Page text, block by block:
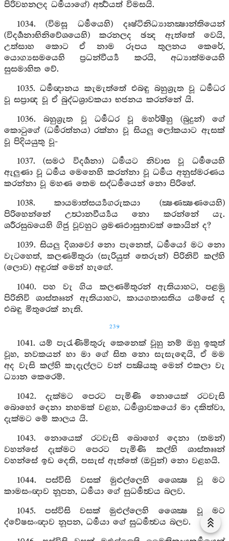
පිරිවහනලද ධර්‍මයාගේ) අර්‍ත්‍ථයත් විමසයි.
1034. (විමසූ ධර්‍මයෙහි) දෘෂ්ටිනිධ්‍යානක්‍ෂාන්තියෙන්
(විදර්‍ශනාභිනිවේශයෙහි) කරනලද ඡන්‍ද ඇත්තේ වෙයි,
උත්සාහ කොට ඒ නාම රූපය තුලනය කෙරේ,
යොග්‍යසමයෙහි ප්‍රධන්වීර්‍ය්‍ය කරයි, අධ්‍යාත්මයෙහි
සුසමාහිත වේ.
1035. ධර්‍මඥානය කැමැත්තේ එබඳු බහුශ්‍රුත වූ ධර්‍මධර
වූ සප්‍රාඥ වූ ඒ බුද්ධශ්‍රාවකයා භජනය කරන්නේ යි.
1036. බහුශ්‍රුත වූ ධර්‍මධර වූ මහර්ෂීහු (බුදුන්) ගේ
කොටුගේ (ධර්‍මරත්නය) රක්නා වූ සියලු ලෝකයාට ඇසක්
වූ පිදියයුතු වූ-
1037. (සමථ විදර්‍ශනා) ධර්‍මයට නිවාස වූ ධර්‍මයෙහි
ඇලුණා වූ ධර්‍මය මෙනෙහි කරන්නා වූ ධර්‍මය අනුස්මරණය
කරන්නා වූ මහණ තෙම සද්ධර්‍මයෙන් නො පිරිහේ.
1038. කායමාත්සර්‍ය්‍යගරුකයා (ක්‍ෂණක්‍ෂණයෙහි)
පිරිහෙන්නේ උත්‍ථානවීර්‍ය්‍යය නො කරන්නේ යැ.
ශරීරසුඛයෙහි ගිජු වූවහුට ශ්‍රමණඵාසුතාවක් කොයින් ද?
1039. සියලු දිශාවෝ නො පැනෙත්, ධර්‍මයෝ මට නො
වැටහෙත්, කලණමිතුරා (සැරියුත් තෙරුන්) පිරිනිවි කල්හි
(ලොව) අඳුරක් මෙන් හැඟේ.
1040. පහ වැ ගිය කලණමිතුරන් ඇතියාහට, පළමු
පිරිනිවි ශාස්තෲන් ඇතියාහට, කායගතාසතිය යම්සේ ද
එබඳු මිතුරෙක් නැති.
239
1041. යම් පැරැණිමිතුරු කෙනෙක් වූහු නම් ඔහු ඉකුත්
වූහ, නවකයන් හා මා ගේ සිත නො සැසැඳෙයි, ඒ මම
අද වැසි කල්හි කැදැල්ලට වන් පක්‍ෂියකු මෙන් එකලා වැ
ධ්‍යාන කෙරෙම්.
1042. දැක්මට පෙරට පැමිණි නොයෙක් රටවැසි
බොහෝ දෙනා නහමක් වළහ, ධර්‍මශ්‍රාවකයෝ මා දකිත්වා,
දැක්මට මේ කාලය යි.
1043. නොයෙක් රටවැසි බොහෝ දෙනා (තමන්)
වහන්සේ දැක්මට පෙරට පැමිණි කල්හි ශාස්තෲන්
වහන්සේ ඉඩ දෙති, පසැස් ඇත්තේ (ඔවුන්) නො වළහයි.
1044. පස්විසි වසක් මුළුල්ලෙහි ශෛක්‍ෂ වූ මට
කාමසංඥාව නූපන, ධර්‍මයා ගේ සුධර්‍මත්‍වය බලව.
1045. පස්විසි වසක් මුළුල්ලෙහි ශෛක්‍ෂ වූ මට
ද්වේෂසංඥාව නූපන, ධර්‍මයා ගේ සුධර්‍මත්‍වය බලව.